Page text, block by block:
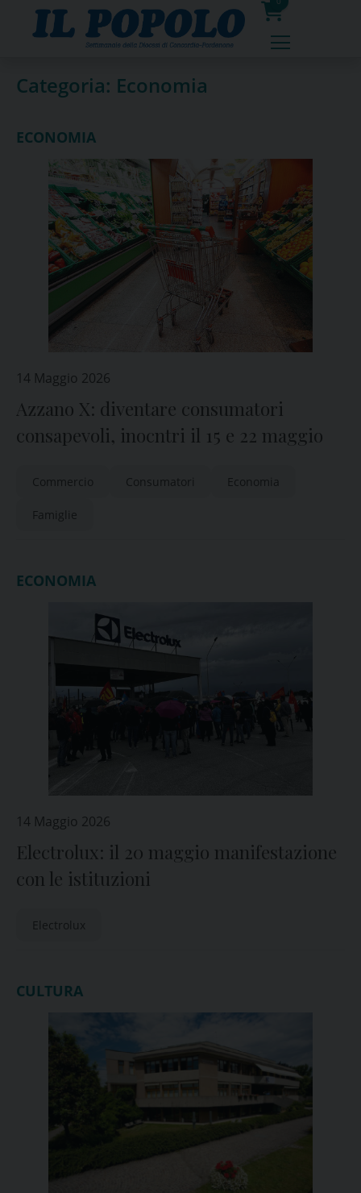
0
prodotti
Categoria: Economia
ECONOMIA
14 Maggio 2026
Azzano X: diventare consumatori
consapevoli, inocntri il 15 e 22 maggio
Commercio Consumatori Economia
Famiglie
ECONOMIA
14 Maggio 2026
Electrolux: il 20 maggio manifestazione
con le istituzioni
Electrolux
CULTURA